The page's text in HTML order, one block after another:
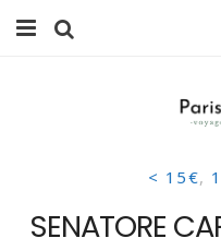
< 15€,
SENATORE